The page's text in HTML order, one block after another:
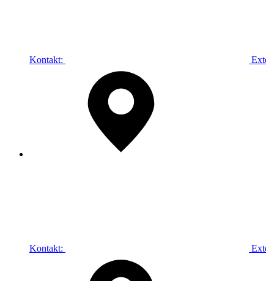
Kontakt:
Kontakt: